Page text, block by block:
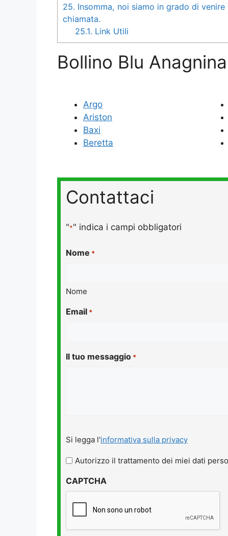
25. Insomma, noi siamo in grado di
chiamata.
25.1. Link Utili
Bollino Blu
Argo
Ariston
Baxi
Beretta
Contattaci
"*" indica i campi obbligatori
Nome *
Nome
Email *
Il tuo messaggio *
legga
l'informativa
privacy
Si legga l'informativa sulla privacy
Autorizzo il trattamento dei miei dati
CAPTCHA